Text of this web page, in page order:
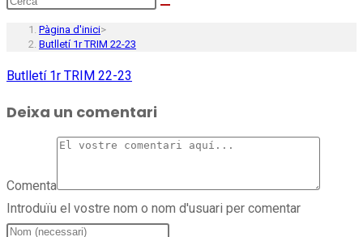
Pàgina d'inici>
Butlletí 1r TRIM 22-23
Butlletí 1r TRIM 22-23
Deixa un comentari
Comenta
Introduïu el vostre nom o nom d'usuari per comentar